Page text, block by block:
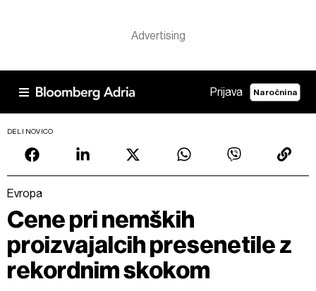
Prijava Naročnina
DELI NOVICO
Evropa
Cene pri nemških
proizvajalcih presenetile z
rekordnim skokom